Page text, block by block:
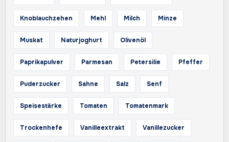
Knoblauchzehen Mehl Milch Minze
Muskat Naturjoghurt Olivenöl
Paprikapulver Parmesan Petersilie Pfeffer
Puderzucker Sahne Salz Senf
Speisestärke Tomaten Tomatenmark
Trockenhefe Vanilleextrakt Vanillezucker